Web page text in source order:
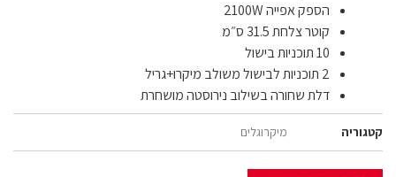
הספק אפייה 2100W
קוטר צלחת 31.5 ס״מ
10 תוכניות בישול
2 תוכניות לבישול משולב מיקרו+גריל
דלת שחורה בשילוב נירוסטה מושחרת
קטגוריה מיקרוגלים